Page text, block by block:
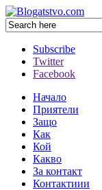
Subscribe
Twitter
Facebook
Начало
Приятели
Защо
Как
Кой
Какво
За контакт
Контактиии